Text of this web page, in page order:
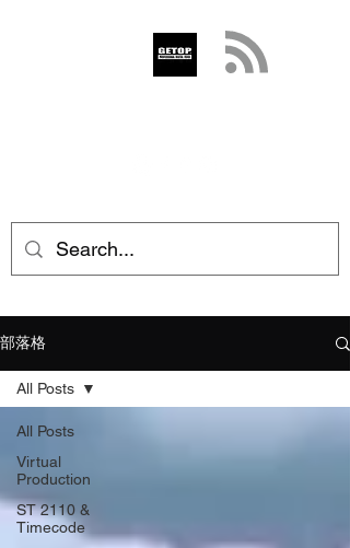
部落格
All Posts
Virtual
Production
ST 2110 &
Timecode
All Posts